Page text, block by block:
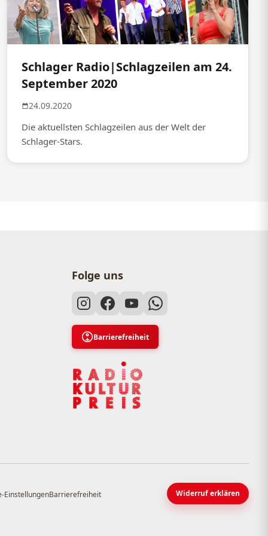
Schlager Radio|Schlagzeilen am 24.
September 2020
24.09.2020
Die aktuellsten Schlagzeilen aus der Welt der
Schlager-Stars.
Folge uns
Barrierefreiheit
EinstellungenBarrierefreiheit Widerruf erklären